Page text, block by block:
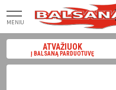
MENIU
ATVAŽIUOK
Į BALSANĄ PARDUOTUVĘ